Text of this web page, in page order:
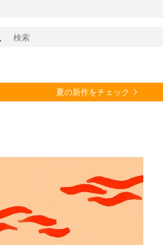
夏の新作をチェック